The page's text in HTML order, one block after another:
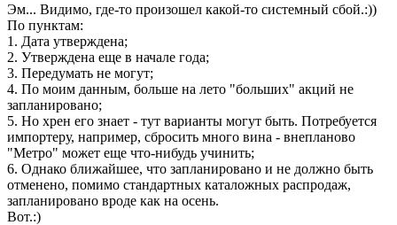
Эм... Видимо, где-то произошел какой-то системный сбой.:))
По пунктам:
1. Дата утверждена;
2. Утверждена еще в начале года;
3. Передумать не могут;
4. По моим данным, больше на лето "больших" акций не
запланировано;
5. Но хрен его знает - тут варианты могут быть. Потребуется
импортеру, например, сбросить много вина - внепланово
"Метро" может еще что-нибудь учинить;
6. Однако ближайшее, что запланировано и не должно быть
отменено, помимо стандартных каталожных распродаж,
запланировано вроде как на осень.
Вот.:)